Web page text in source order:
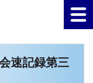
速記録第三